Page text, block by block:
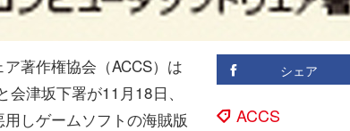
シェア
ACCS
著作権協会（ACCS）は
津坂下署が11月18日、
しゲームソフトの海賊版